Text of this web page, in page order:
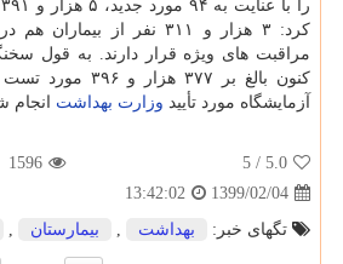
كرد: ۳ هزار و ۳۱۱ نفر از
مراقبت های ویژه قرار دارند. به قول
آزمایشگاه مورد تأیید وزارت بهداشت انجام
5.0
/ 5
1596
1399/02/04
13:42:02
تگهای خبر:
بهداشت , بیمارستان ,